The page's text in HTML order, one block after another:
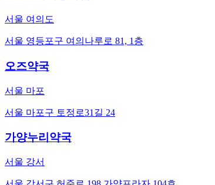
서울 여의도
서울 영등포구 여의나루로 81, 1층
오즈약국
서울 마포
서울 마포구 토정로31길 24
가양누리약국
서울 강서